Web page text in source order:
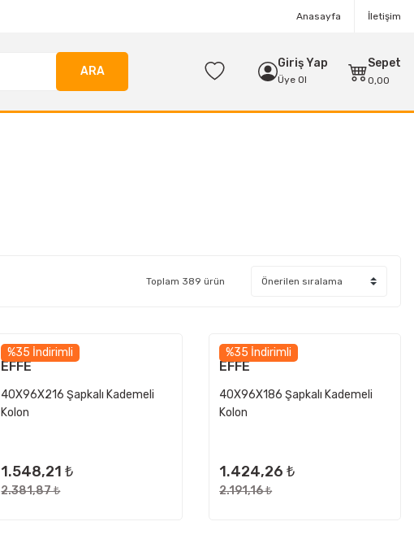
Anasayfa İletişim
ARA
Giriş Yap
Üye Ol
Sepet
0,00
Toplam 389 ürün
%35 İndirimli
EFFE
40X96X216 Şapkalı Kademeli
Kolon
1.548,21 ₺
2.381,87 ₺
%35 İndirimli
EFFE
40X96X186 Şapkalı Kademeli
Kolon
1.424,26 ₺
2.191,16 ₺